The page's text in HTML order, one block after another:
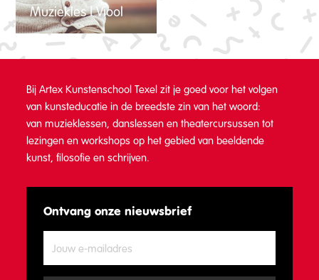
Muziekles | Viool
Bij Artex Kunstenschool Texel zit je goed voor het volgen
van kunsteducatie in de breedste zin van het woord:
van muzieklessen, danslessen en theatercursussen tot
lezingen en workshops op het gebied van beeldende
kunst, filosofie en schrijven.
Ontvang onze nieuwsbrief